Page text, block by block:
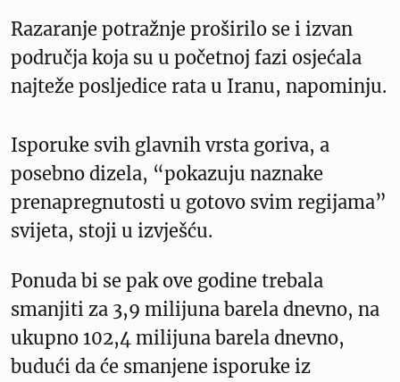
Razaranje potražnje proširilo se i izvan
područja koja su u početnoj fazi osjećala
najteže posljedice rata u Iranu, napominju.
Isporuke svih glavnih vrsta goriva, a
posebno dizela, “pokazuju naznake
prenapregnutosti u gotovo svim regijama”
svijeta, stoji u izvješću.
Ponuda bi se pak ove godine trebala
smanjiti za 3,9 milijuna barela dnevno, na
ukupno 102,4 milijuna barela dnevno,
budući da će smanjene isporuke iz